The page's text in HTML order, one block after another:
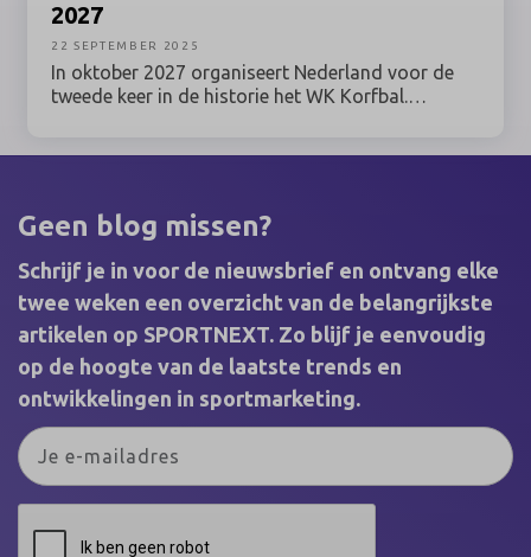
2027
In oktober 2027 organiseert Nederland voor de
tweede keer in de historie het WK Korfbal.
betrokken. De organisatie ziet het WK niet alleen
als unieke kans om korfbal op de kaart te zetten
in het jaar dat de sport 125 jaar bestaat, maar
ook om onder het motto 'Better Together' de
koppeling te maken met een breed
maatschappelijk programma.
22 SEPTEMBER 2025
Geen blog missen?
Schrijf je in voor de nieuwsbrief en ontvang elke
twee weken een overzicht van de belangrijkste
artikelen op SPORTNEXT. Zo blijf je eenvoudig
op de hoogte van de laatste trends en
ontwikkelingen in sportmarketing.